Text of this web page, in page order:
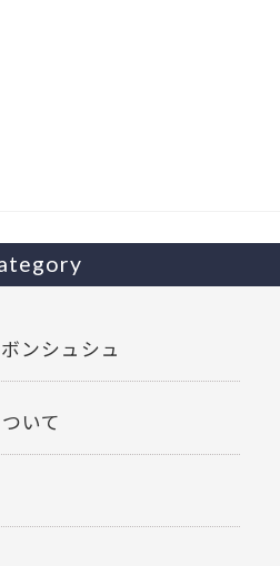
ンシュシュ
いて